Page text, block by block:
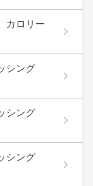
カロリー
シング
シング
シング